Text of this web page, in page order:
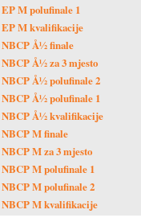
EP M polufinale 1
EP M kvalifikacije
NBCP Å½ finale
NBCP Å½ za 3 mjesto
NBCP Å½ polufinale 2
NBCP Å½ polufinale 1
NBCP Å½ kvalifikacije
NBCP M finale
NBCP M za 3 mjesto
NBCP M polufinale 1
NBCP M polufinale 2
NBCP M kvalifikacije